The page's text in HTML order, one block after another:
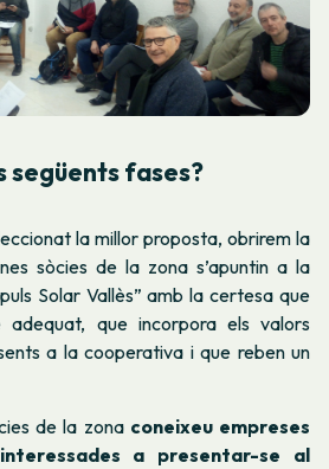
següents fases?
la millor proposta, obrirem la
sòcies de la zona s’apuntin a la
Solar Vallès” amb la certesa que
adequat, que incorpora els valors
a la cooperativa i que reben un
de la zona coneixeu empreses
a presentar-se al